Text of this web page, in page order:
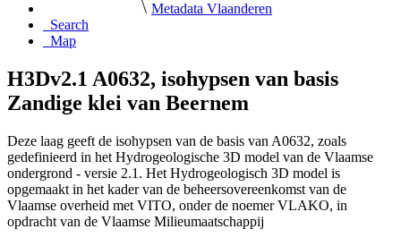
Metadata Vlaanderen
Search
Map
H3Dv2.1 A0632, isohypsen van basis
Zandige klei van Beernem
Deze laag geeft de isohypsen van de basis van A0632, zoals
gedefinieerd in het Hydrogeologische 3D model van de Vlaamse
ondergrond - versie 2.1. Het Hydrogeologisch 3D model is
opgemaakt in het kader van de beheersovereenkomst van de
Vlaamse overheid met VITO, onder de noemer VLAKO, in
opdracht van de Vlaamse Milieumaatschappij